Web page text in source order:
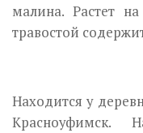
малина. Растет
травостой
Находится у
Красноуфимск.